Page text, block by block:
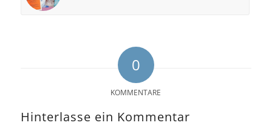
0
KOMMENTARE
Hinterlasse ein Kommentar